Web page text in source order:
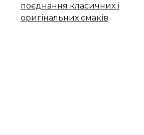
поєднання класичних і
оригінальних смаків